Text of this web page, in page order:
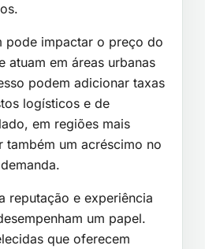
pode impactar o preço do
atuam em áreas urbanas
podem adicionar taxas
logísticos e de
em regiões mais
também um acréscimo no
reputação e experiência
um papel.
que oferecem